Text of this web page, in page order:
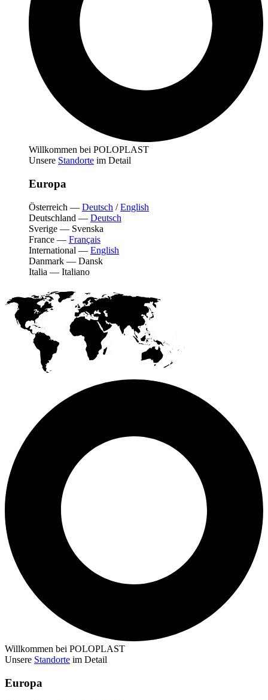
Willkommen bei POLOPLAST
Unsere Standorte im Detail
Europa
Österreich — Deutsch /English
Deutschland — Deutsch
Sverige — Svenska
France — Français
International — English
Danmark — Dansk
Italia — Italiano
Willkommen bei POLOPLAST
Unsere Standorte im Detail
Europa